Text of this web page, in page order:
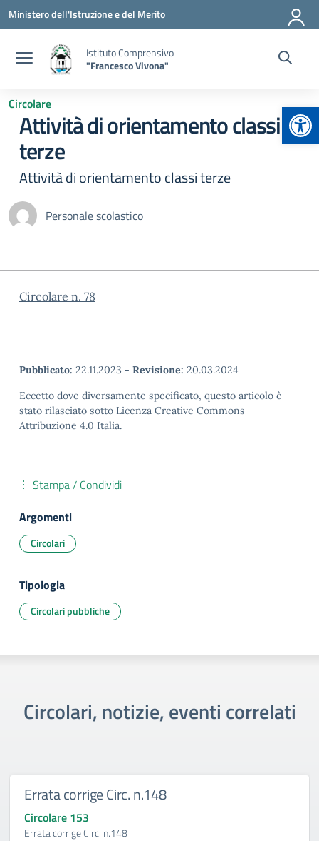
Vai ai contenuti
Vai al menu di navigazione
Vai al footer
Ministero dell'Istruzione e del Merito
Istituto Comprensivo
"Francesco Vivona"
Circolare
Attività di orientamento classi
terze
Attività di orientamento classi terze
Personale scolastico
Circolare n. 78
Pubblicato: 22.11.2023 - Revisione: 20.03.2024
Eccetto dove diversamente specificato, questo articolo è
stato rilasciato sotto Licenza Creative Commons
Attribuzione 4.0 Italia.
Stampa / Condividi
Argomenti
Circolari
Tipologia
Circolari pubbliche
Circolari, notizie, eventi correlati
Errata corrige Circ. n.148
Circolare 153
Errata corrige Circ. n.148